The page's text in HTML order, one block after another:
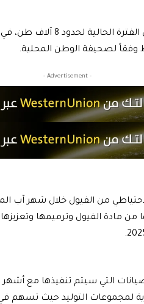
ولفت المصدر إلى أن حاجة
- Advertisement -
من الفيول خلال شهر آب
من مادة الفيول وترميمها
التي سيتم تنفيذها مع
لمجموعات التوليد حيث تسهم